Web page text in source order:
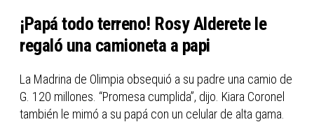
¡Papá todo terreno! Rosy Alderete le
regaló una camioneta a papi
La Madrina de Olimpia obsequió a su padre una camio de
G. 120 millones. “Promesa cumplida”, dijo. Kiara Coronel
también le mimó a su papá con un celular de alta gama.